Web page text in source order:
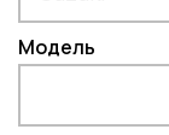
Модель